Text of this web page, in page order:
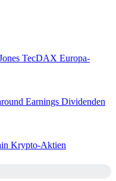
TecDAX Europa-
Earnings Dividenden
Krypto-Aktien